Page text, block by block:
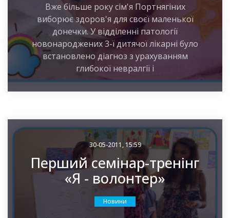
Вже більше року сім'я Портнягіних
виборює здоров'я для своєї маленької
донечки. У відділенні патології
новонароджених 3-ї дитячої лікарні було
встановлено діагноз з урахуванням
глибокої невралгії і
30-05-2011, 15:59
Перший семінар-тренінг
«Я - волонтер»
Новини